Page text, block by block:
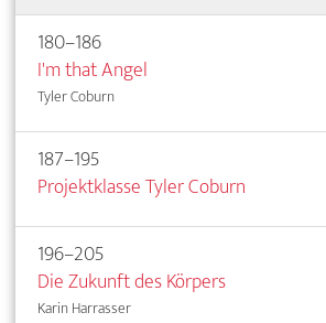
180–186
I'm that Angel
Tyler Coburn
187–195
Projektklasse Tyler Coburn
196–205
Die Zukunft des Körpers
Karin Harrasser